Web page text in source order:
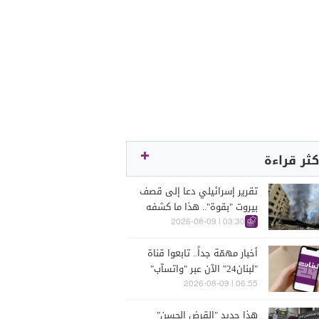
قراءة
تقرير إسرائيلي دعا إلى قصف
بيروت "بقوة".. هذا ما كشفه
03:30 | 2026-08-09
أخبار مهمّة جداً.. تابعوا قناة
"لبنان24" الآن عبر "واتسآب"
بكبسة زرّ
06:55 | 2026-08-09
هذا جديد "القرض الحسن"